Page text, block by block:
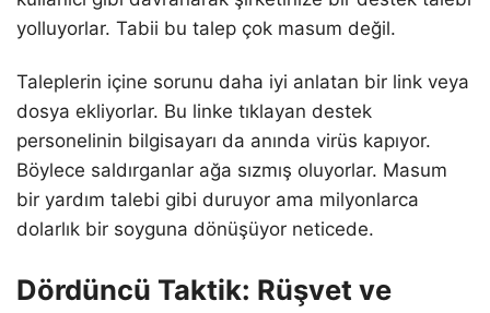
yolluyorlar. Tabii bu talep çok masum değil.
Taleplerin içine sorunu daha iyi anlatan bir link veya
dosya ekliyorlar. Bu linke tıklayan destek
personelinin bilgisayarı da anında virüs kapıyor.
Böylece saldırganlar ağa sızmış oluyorlar. Masum
bir yardım talebi gibi duruyor ama milyonlarca
dolarlık bir soyguna dönüşüyor neticede.
Dördüncü Taktik: Rüşvet ve